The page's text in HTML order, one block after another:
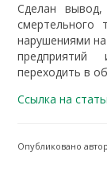
Сделан
смертельного
нарушениями
переходить в
Ссылка на
Опубликовано